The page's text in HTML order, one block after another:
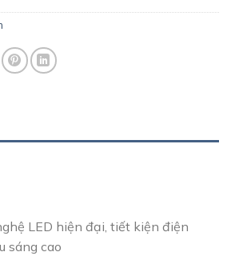
LED hiện đại, tiết kiện điện
sáng cao